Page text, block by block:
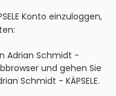
Konto einzuloggen,
Adrian Schmidt -
und gehen Sie
Schmidt - KÄPSELE.